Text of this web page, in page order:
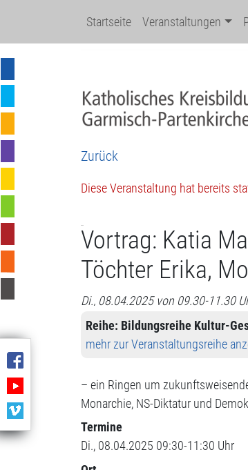
Startseite Veranstaltungen
Zurück
Diese Veranstaltung hat bereits
Vortrag: Katia
Töchter Erika,
Di., 08.04.2025 von 09.30-11.30
Reihe: Bildungsreihe Kultur-
mehr zur Veranstaltungsreihe
– ein Ringen um
Monarchie, NS-Diktatur und
Termine
Di., 08.04.2025 09:30-11:30 Uhr